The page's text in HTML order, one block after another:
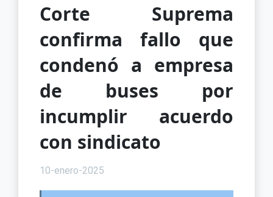
Corte Suprema
confirma fallo que
condenó a empresa
de buses por
incumplir acuerdo
con sindicato
10-enero-2025